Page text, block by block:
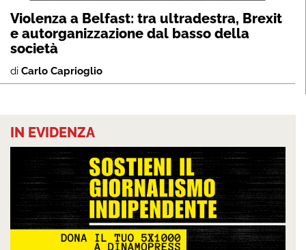
Violenza a Belfast: tra ultradestra, Brexit
e autorganizzazione dal basso della
società
di Carlo Caprioglio
IN EVIDENZA